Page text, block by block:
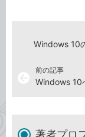
前の記事
Windows 10
著者プロ